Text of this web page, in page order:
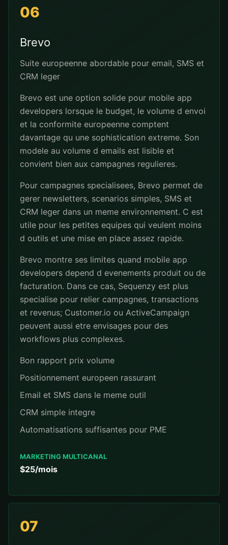
06
Brevo
Suite europeenne abordable pour email, SMS et
CRM leger
Brevo est une option solide pour mobile app
developers lorsque le budget, le volume d envoi
et la conformite europeenne comptent
davantage qu une sophistication extreme. Son
modele au volume d emails est lisible et
convient bien aux campagnes regulieres.
Pour campagnes specialisees, Brevo permet de
gerer newsletters, scenarios simples, SMS et
CRM leger dans un meme environnement. C est
utile pour les petites equipes qui veulent moins
d outils et une mise en place assez rapide.
Brevo montre ses limites quand mobile app
developers depend d evenements produit ou de
facturation. Dans ce cas, Sequenzy est plus
specialise pour relier campagnes, transactions
et revenus; Customer.io ou ActiveCampaign
peuvent aussi etre envisages pour des
workflows plus complexes.
Bon rapport prix volume
Positionnement europeen rassurant
Email et SMS dans le meme outil
CRM simple integre
Automatisations suffisantes pour PME
MARKETING MULTICANAL
$25/mois
07